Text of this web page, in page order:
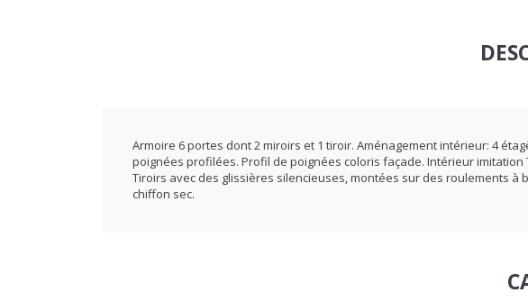
Armoire 6 portes dont 2 miroirs et 1 tiroir. Aménagement intérieur: 4
poignées profilées. Profil de poignées coloris façade. Intérieur
Tiroirs avec des glissières silencieuses, montées sur des roulements à
chiffon sec.